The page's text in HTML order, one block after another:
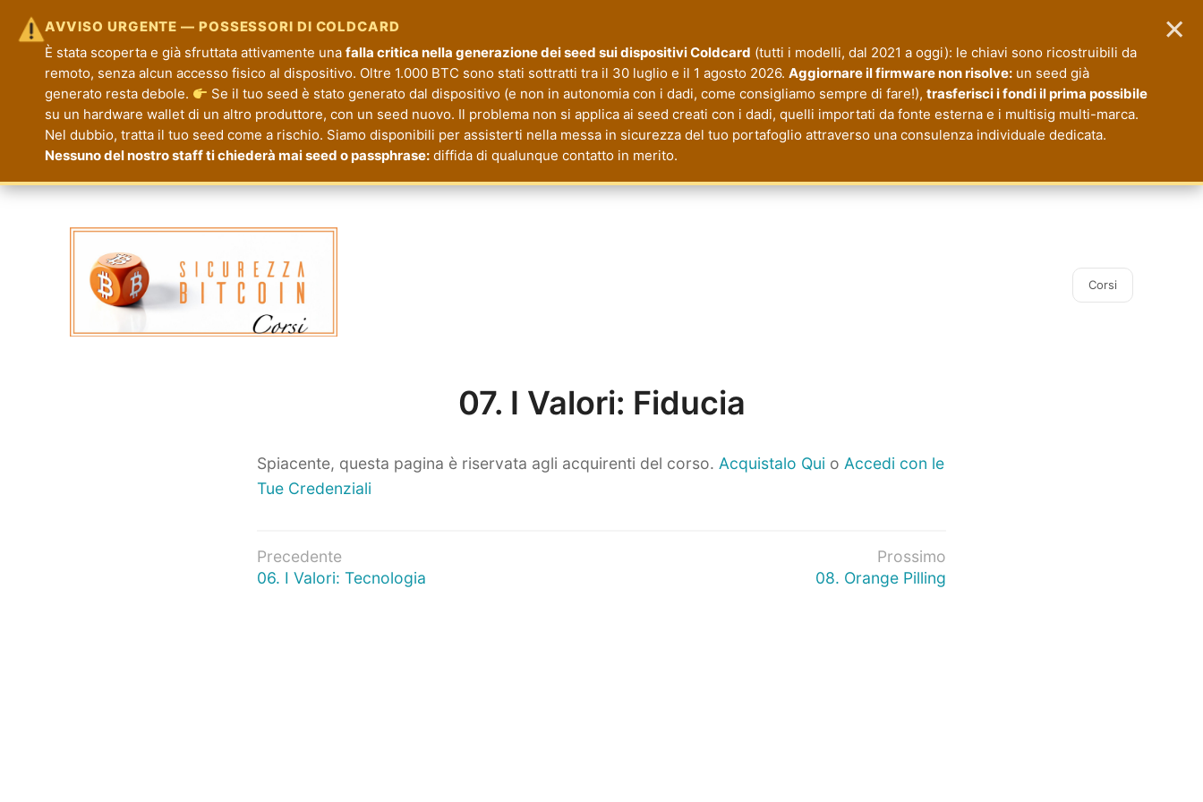
AVVISO URGENTE — POSSESSORI DI COLDCARD
È stata scoperta e già sfruttata attivamente una falla critica nella generazione dei seed sui dispositivi Coldcard (tutti i modelli, dal 2021 a oggi): le chiavi sono ricostruibili da
remoto, senza alcun accesso fisico al dispositivo. Oltre 1.000 BTC sono stati sottratti tra il 30 luglio e il 1 agosto 2026. Aggiornare il firmware non risolve:un seed già
generato resta debole.
Se il tuo seed è stato generato dal dispositivo (e non in autonomia con i dadi, come consigliamo sempre di fare!), trasferisci i fondi il prima possibile
su un hardware wallet di un altro produttore, con un seed nuovo. Il problema non si applica ai seed creati con i dadi, quelli importati da fonte esterna e i multisig multi-marca.
Nel dubbio, tratta il tuo seed come a rischio. Siamo disponibili per assisterti nella messa in sicurezza del tuo portafoglio attraverso una consulenza individuale dedicata.
Nessuno del nostro staff ti chiederà mai seed o passphrase:diffida di qualunque contatto in merito.
×
Corsi
07. I Valori: Fiducia
Spiacente, questa pagina è riservata agli acquirenti del corso. Acquistalo Qui o Accedi con le
Tue Credenziali
Navigazione
Precedente
Articolo
06. I Valori: Tecnologia
Prossimo
08. Orange Pilling